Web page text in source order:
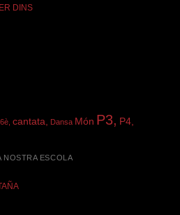
DINS
6è, cantata, Dansa Món P3, P4,
NOSTRA ESCOLA